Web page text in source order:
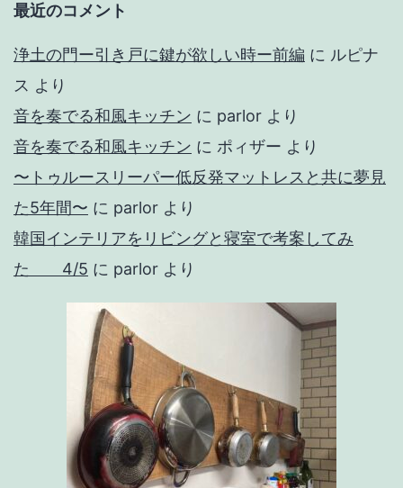
最近のコメント
浄土の門ー引き戸に鍵が欲しい時ー前編 に ルピナ
ス より
音を奏でる和風キッチン に parlor より
音を奏でる和風キッチン に ポィザー より
〜トゥルースリーパー低反発マットレスと共に夢見
た5年間〜 に parlor より
韓国インテリアをリビングと寝室で考案してみ
た 4/5 に parlor より